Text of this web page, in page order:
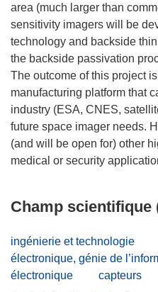
area (much larger than
sensitivity imagers will be
technology and backside
the backside passivation
The outcome of this project
manufacturing platform that
industry (ESA, CNES,
future space imager needs.
(and will be open for) other
Champ scientifique
ingénierie et technologie
électronique, génie de
électronique
capteurs